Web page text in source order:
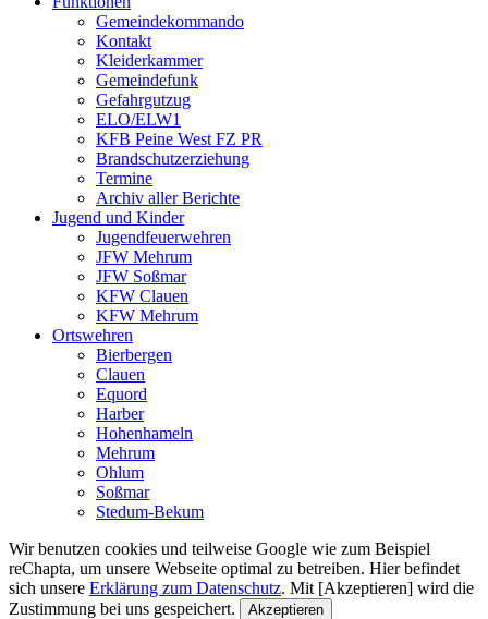
Gemeindekommando
Kontakt
Kleiderkammer
Gemeindefunk
Gefahrgutzug
ELO/ELW1
KFB Peine West FZ PR
Brandschutzerziehung
Termine
Archiv aller Berichte
Jugend und Kinder
Jugendfeuerwehren
JFW Mehrum
JFW Soßmar
KFW Clauen
KFW Mehrum
Ortswehren
Bierbergen
Clauen
Equord
Harber
Hohenhameln
Mehrum
Ohlum
Soßmar
Stedum-Bekum
Wir benutzen cookies und teilweise Google wie zum Beispiel
reChapta, um unsere Webseite optimal zu betreiben. Hier befindet
sich unsere Erklärung zum Datenschutz. Mit [Akzeptieren] wird die
Zustimmung bei uns gespeichert.
Akzeptieren